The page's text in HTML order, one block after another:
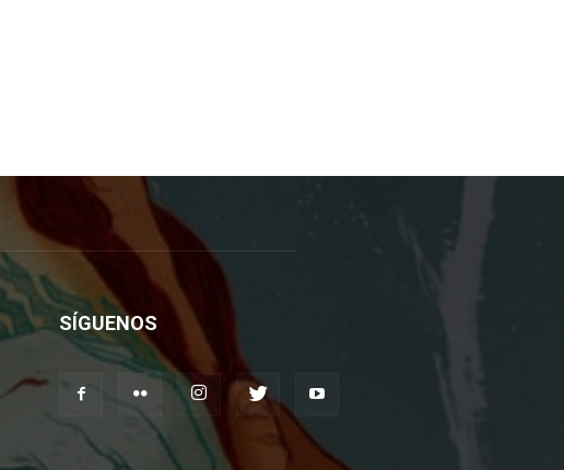
SÍGUENOS